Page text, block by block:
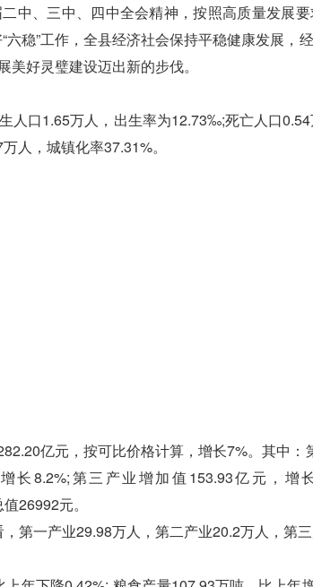
中、三中、四中全会精神，按照高质量发展
六稳”工作，全县经济社会保持平稳健康发展，
好灵璧建设迈出新的步伐。
口1.65万人，出生率为12.73‰;死亡人口
人，城镇化率37.31%。
亿元，按可比价格计算，增长7%。其中：
长8.2%;第三产业增加值153.93亿元，增
26992元。
一产业29.98万人，第二产业20.2万人，第三